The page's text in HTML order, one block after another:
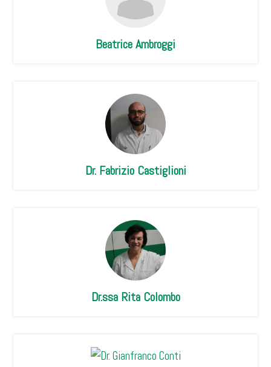
Beatrice Ambroggi
Dr. Fabrizio Castiglioni
Dr.ssa Rita Colombo